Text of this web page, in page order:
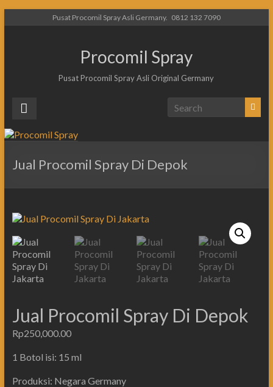
Pusat Procomil Spray Asli Germany. 0812 132 7090
Procomil Spray
Pusat Procomil Spray Asli Original Germany
Jual Procomil Spray Di Depok
Jual Procomil Spray Di Depok
Rp250,000.00
1 Botol isi: 15 ml
Produksi: Negara Germany